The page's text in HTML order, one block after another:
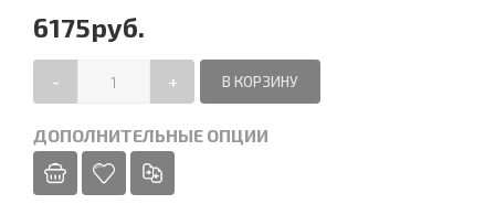
6175руб.
- +
ДОПОЛНИТЕЛЬНЫЕ ОПЦИИ